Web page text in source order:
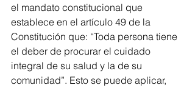
el mandato constitucional que
establece en el artículo 49 de la
Constitución que: “Toda persona tiene
el deber de procurar el cuidado
integral de su salud y la de su
comunidad”. Esto se puede aplicar,